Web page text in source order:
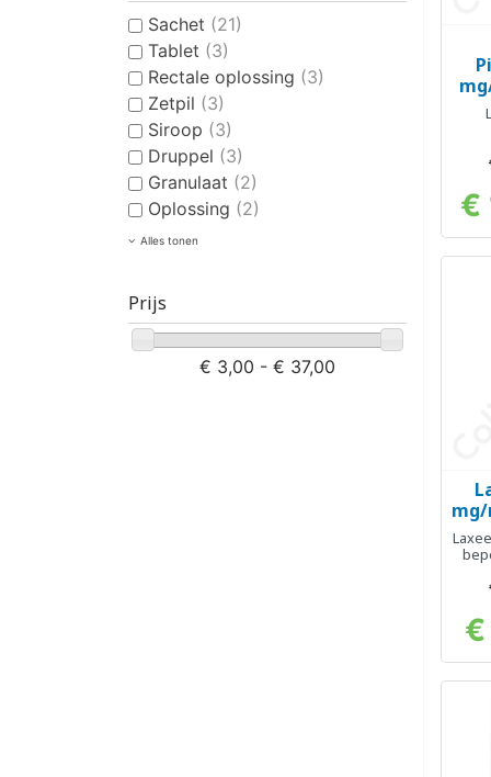
Sachet (21)
Tablet (3)
Rectale oplossing (3)
Zetpil (3)
Siroop (3)
Druppel (3)
Granulaat (2)
Oplossing (2)
Alles tonen
Prijs
€ 3,00 - € 37,00
€
mg/